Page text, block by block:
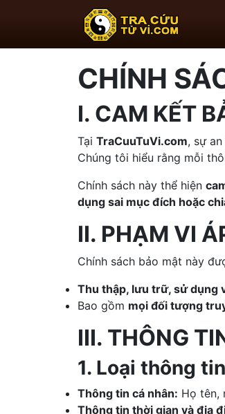
CHÍNH
I. CAM KẾT
Tại TraCuuTuVi.com, sự
Chúng tôi hiểu rằng mỗi
Chính sách này thể hiện
dụng sai mục đích hoặc
II. PHẠM VI
Chính sách bảo mật này
Thu thập, lưu trữ, sử dụng
Bao gồm mọi đối tượng
III. THÔNG
1. Loại thông
Thông tin cá nhân: Họ tên,
Thông tin thời gian và địa